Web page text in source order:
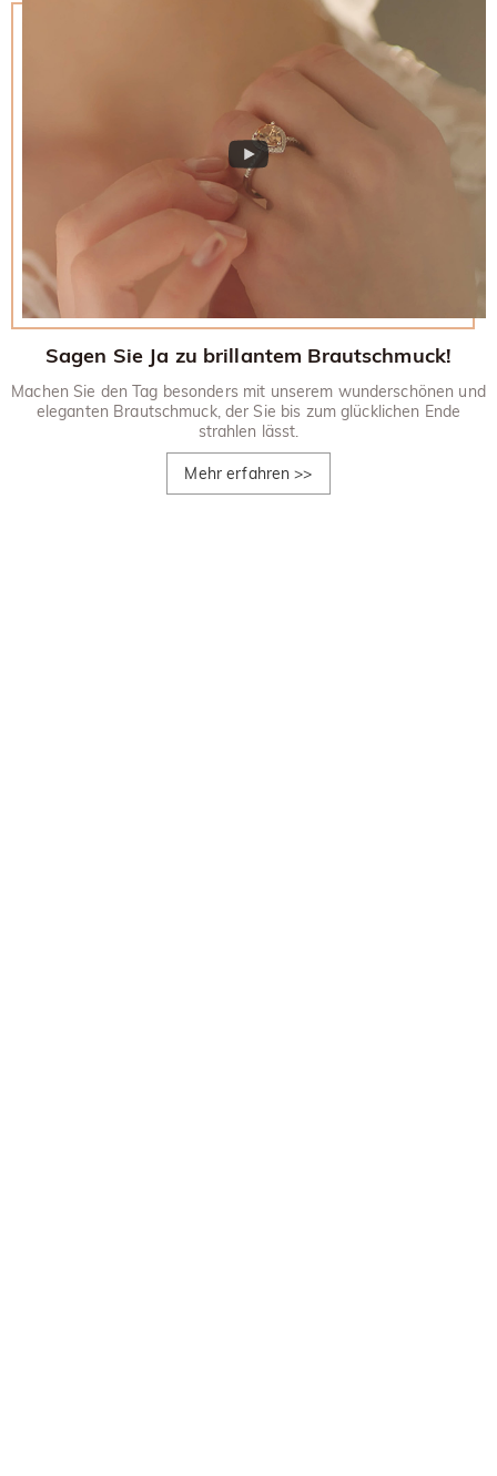
Sagen Sie Ja zu brillantem Brautschmuck!
Machen Sie den Tag besonders mit unserem wunderschönen und
eleganten Brautschmuck, der Sie bis zum glücklichen Ende
strahlen lässt.
Mehr erfahren >>